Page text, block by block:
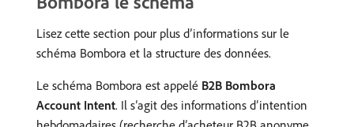
Lisez cette section pour plus d’informations sur le
schéma Bombora et la structure des données.
Le schéma Bombora est appelé B2B Bombora
Account Intent. Il s’agit des informations d’intention